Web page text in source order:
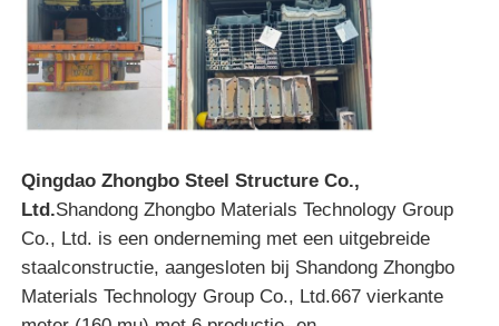
Qingdao Zhongbo Steel Structure Co.,
Ltd.Shandong Zhongbo Materials Technology Group
Co., Ltd. is een onderneming met een uitgebreide
staalconstructie, aangesloten bij Shandong Zhongbo
Materials Technology Group Co., Ltd.667 vierkante